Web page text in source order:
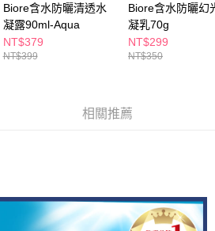
Biore含水防曬清透水
凝露90ml-Aqua
NT$379
NT$399
Biore含水防曬幻
凝乳70g
NT$299
NT$350
相關推薦